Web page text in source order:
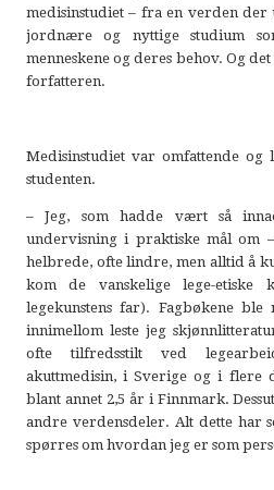
medisinstudiet – fra en verden
jordnære og nyttige studium
menneskene og deres behov. Og
forfatteren.
Medisinstudiet var omfattende
studenten.
– Jeg, som hadde vært så
undervisning i praktiske mål om
helbrede, ofte lindre, men alltid å
kom de vanskelige lege-
legekunstens far). Fagbøkene
innimellom leste jeg
ofte tilfredsstilt ved
akuttmedisin, i Sverige og i flere
blant annet 2,5 år i Finnmark.
andre verdensdeler. Alt dette har
spørres om hvordan jeg er som